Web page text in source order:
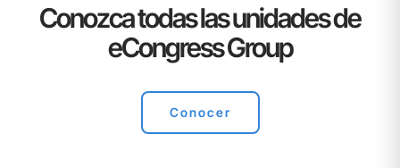
Conozca todas las unidades de
eCongress Group
Conocer